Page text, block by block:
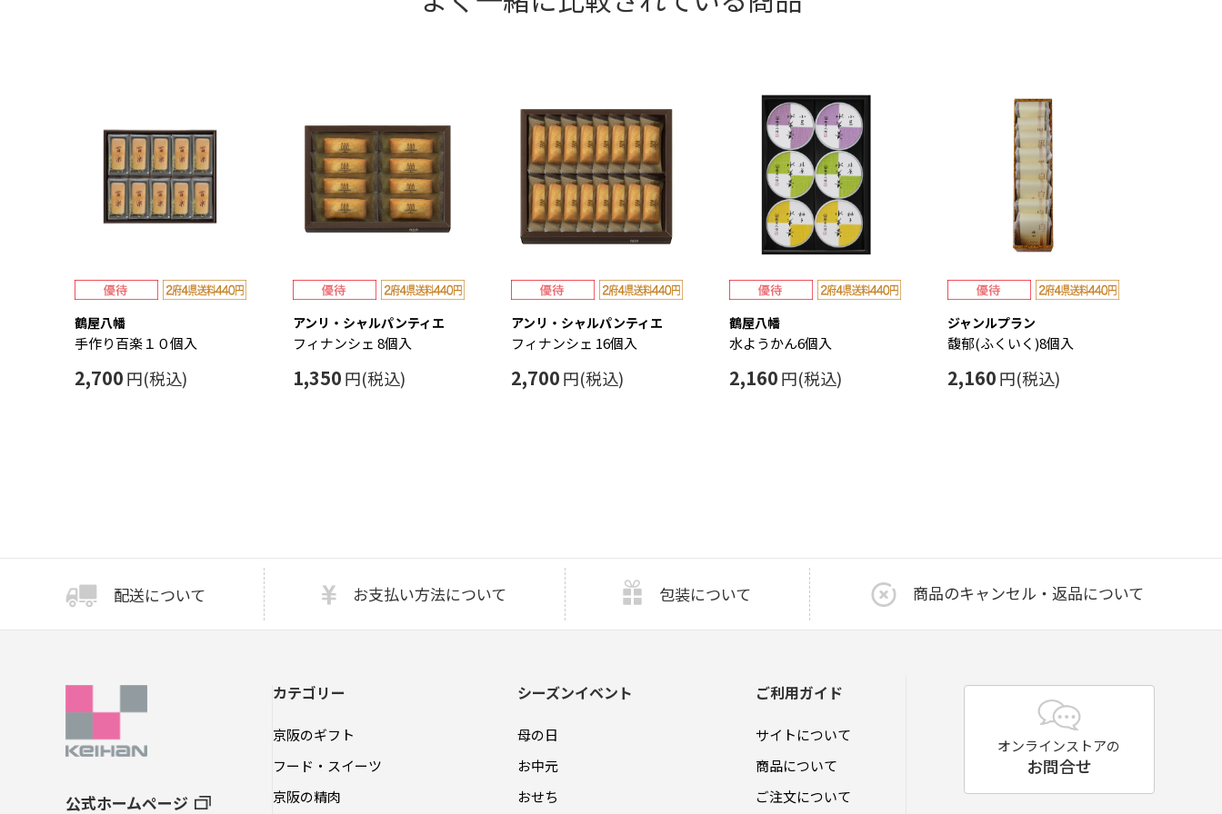
鶴屋八幡
手作り百楽１０個入
2,700円(税込)
アンリ・シャルパンティエ
フィナンシェ 8個入
1,350円(税込)
アンリ・シャルパンティエ
フィナンシェ 16個入
2,700円(税込)
鶴屋八幡
水ようかん6個入
2,160円(税込)
ジャンルプラン
馥郁(ふくいく)8個入
2,160円(税込)
配送について お支払い方法について 包装について 商品のキャンセル・返品について
公式ホームページ
カテゴリー
京阪のギフト
フード・スイーツ
京阪の精肉
シーズンイベント
母の日
お中元
おせち
ご利用ガイド
サイトについて
商品について
ご注文について
オンラインストアの
お問合せ